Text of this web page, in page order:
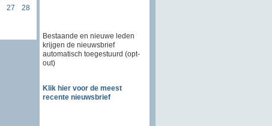
27
28
Bestaande en nieuwe leden
krijgen de nieuwsbrief
automatisch toegestuurd (opt-
out)
Klik hier voor de meest
recente nieuwsbrief